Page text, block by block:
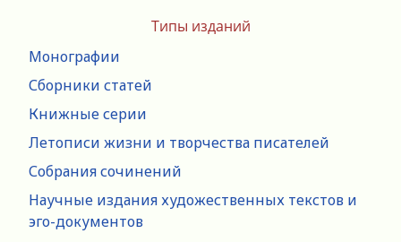
Типы изданий
Монографии
Сборники статей
Книжные серии
Летописи жизни и творчества писателей
Собрания сочинений
Научные издания художественных текстов и
эго-документов